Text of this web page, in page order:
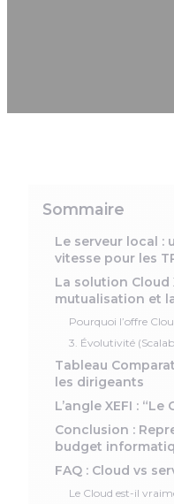
Sommaire
Le serveur local :
vitesse pour les
La solution Cloud
mutualisation et
Pourquoi l’offre
3. Évolutivité
Tableau
les dirigeants
L’angle XEFI :
Conclusion :
budget
FAQ : Cloud vs
Le Cloud est-il